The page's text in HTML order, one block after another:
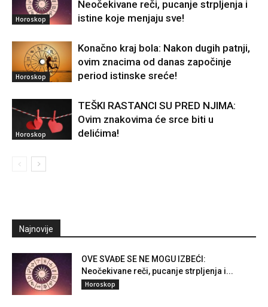
Horoskop
Neočekivane reči, pucanje strpljenja i
istine koje menjaju sve!
Horoskop
Konačno kraj bola: Nakon dugih patnji,
ovim znacima od danas započinje
period istinske sreće!
Horoskop
TEŠKI RASTANCI SU PRED NJIMA:
Ovim znakovima će srce biti u
delićima!
Najnovije
OVE SVAĐE SE NE MOGU IZBEĆI:
Neočekivane reči, pucanje strpljenja i...
Horoskop